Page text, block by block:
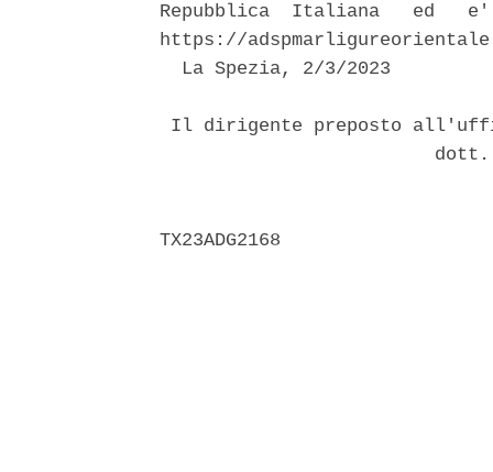
Repubblica  Italiana   ed
https://
  La Spezia, 2/3/2023
Il dirigente preposto